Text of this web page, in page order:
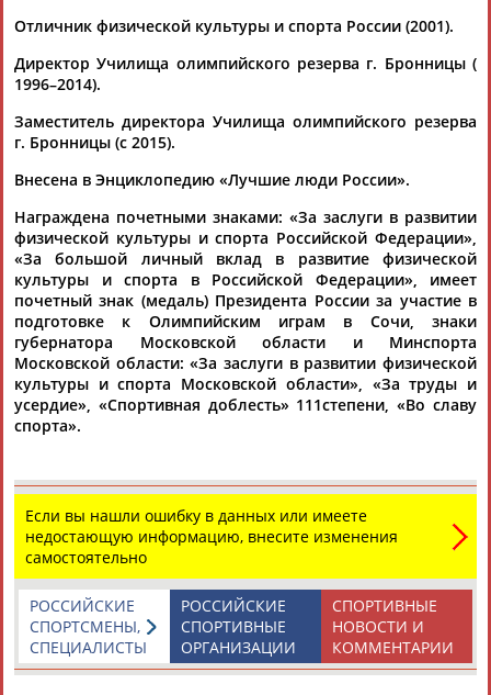
Флюра
АББАТЕ-
БУЛАТОВА
Татьяна
АББЯСОВА
Акжана
АБДИКАРИМОВА
Артур
АБДРАХМАНОВ
АБДРАХМАНОВАБДРАХМАНОВААБДУВАЛИЕВ
АБДУЛАЕВ
Рамазан
АБДУЛАЕВ
Тагир
АБДУЛАЕВ
Камиль
АБДУЛАЗИЗОВ
Загалав
АБДУЛБЕКОВ
Отличник физической культуры и спорта России (2001).
Директор Училища олимпийского резерва г. Бронницы (
1996–2014).
Заместитель директора Училища олимпийского резерва
г. Бронницы (с 2015).
Внесена в Энциклопедию «Лучшие люди России».
Награждена почетными знаками: «За заслуги в развитии
физической культуры и спорта Российской Федерации»,
«За большой личный вклад в развитие физической
культуры и спорта в Российской Федерации», имеет
почетный знак (медаль) Президента России за участие в
подготовке к Олимпийским играм в Сочи, знаки
губернатора Московской области и Минспорта
Московской области: «За заслуги в развитии физической
культуры и спорта Московской области», «За труды и
усердие», «Спортивная доблесть» 111степени, «Во славу
спорта».
Если вы нашли ошибку в данных или имеете
недостающую информацию, внесите изменения
самостоятельно
СПОРТИВНЫЕ
НОВОСТИ И
КОММЕНТАРИИ
РОССИЙСКИЕ
СПОРТИВНЫЕ
ОРГАНИЗАЦИИ
РОССИЙСКИЕ
СПОРТСМЕНЫ,
СПЕЦИАЛИСТЫ